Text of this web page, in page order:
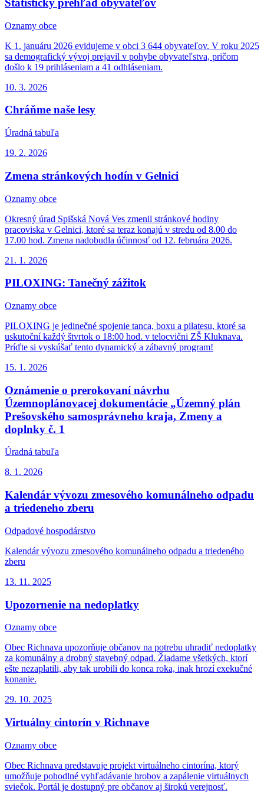
Štatistický prehľad obyvateľov
Oznamy obce
K 1. januáru 2026 evidujeme v obci 3 644 obyvateľov. V roku 2025
sa demografický vývoj prejavil v pohybe obyvateľstva, pričom
došlo k 19 prihláseniam a 41 odhláseniam.
10. 3. 2026
Chráňme naše lesy
Úradná tabuľa
19. 2. 2026
Zmena stránkových hodín v Gelnici
Oznamy obce
Okresný úrad Spišská Nová Ves zmenil stránkové hodiny
pracoviska v Gelnici, ktoré sa teraz konajú v stredu od 8.00 do
17.00 hod. Zmena nadobudla účinnosť od 12. februára 2026.
21. 1. 2026
PILOXING: Tanečný zážitok
Oznamy obce
PILOXING je jedinečné spojenie tanca, boxu a pilatesu, ktoré sa
uskutoční každý štvrtok o 18:00 hod. v telocvični ZŠ Kluknava.
Príďte si vyskúšať tento dynamický a zábavný program!
15. 1. 2026
Oznámenie o prerokovaní návrhu
Územnoplánovacej dokumentácie „Územný plán
Prešovského samosprávneho kraja, Zmeny a
doplnky č. 1
Úradná tabuľa
8. 1. 2026
Kalendár vývozu zmesového komunálneho odpadu
a triedeneho zberu
Odpadové hospodárstvo
Kalendár vývozu zmesového komunálneho odpadu a triedeného
zberu
13. 11. 2025
Upozornenie na nedoplatky
Oznamy obce
Obec Richnava upozorňuje občanov na potrebu uhradiť nedoplatky
za komunálny a drobný stavebný odpad. Žiadame všetkých, ktorí
ešte nezaplatili, aby tak urobili do konca roka, inak hrozí exekučné
konanie.
29. 10. 2025
Virtuálny cintorín v Richnave
Oznamy obce
Obec Richnava predstavuje projekt virtuálneho cintorína, ktorý
umožňuje pohodlné vyhľadávanie hrobov a zapálenie virtuálnych
sviečok. Portál je dostupný pre občanov aj širokú verejnosť.